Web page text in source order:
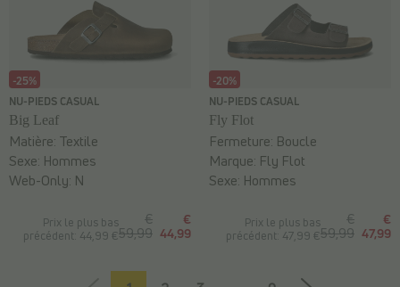
-25%
NU-PIEDS CASUAL
Big Leaf
Prix le plus bas
précédent: 44,99 €
€
59,99
€
44,99
Matière: Textile
Sexe: Hommes
Web-Only: N
-20%
NU-PIEDS CASUAL
Fly Flot
Prix le plus bas
précédent: 47,99 €
€
59,99
€
47,99
Fermeture: Boucle
Marque: Fly Flot
Sexe: Hommes